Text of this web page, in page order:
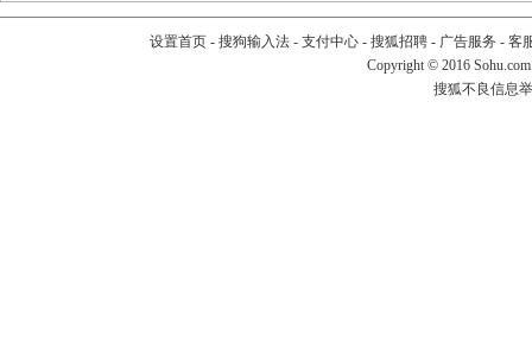
设置首页- 搜狗输入法- 支付中心- 搜狐招聘- 广告服务 - 客
Copyright © 2016
搜狐不良信息